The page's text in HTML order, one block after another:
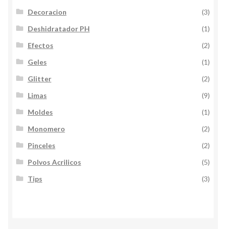
Decoracion
(3)
Deshidratador PH
(1)
Efectos
(2)
Geles
(1)
Glitter
(2)
Limas
(9)
Moldes
(1)
Monomero
(2)
Pinceles
(2)
Polvos Acrilicos
(5)
Tips
(3)